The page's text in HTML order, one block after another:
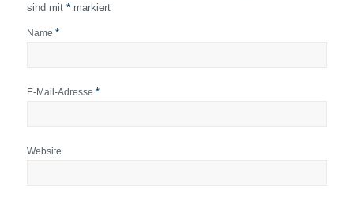
sind mit *markiert
Name *
E-Mail-Adresse *
Website